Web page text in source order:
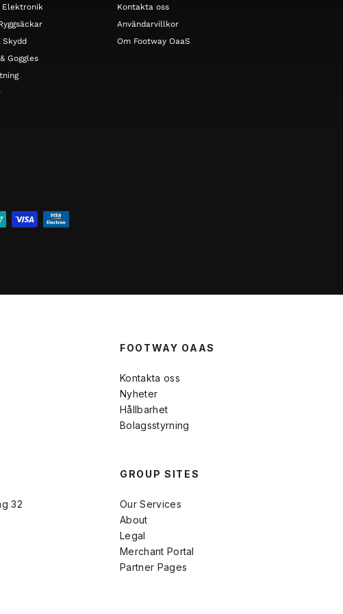
Elektronik
Skydd
Goggles
Kontakta oss
Användarvillkor
Om Footway OaaS
FOOTWAY OAAS
Kontakta oss
Nyheter
Hållbarhet
Bolagsstyrning
32
GROUP SITES
Our Services
About
Legal
Merchant Portal
Partner Pages